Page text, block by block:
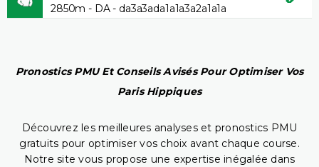
2850m - DA - da3a3ada1a1a3a2a1a1a
Pronostics PMU Et Conseils Avisés Pour Optimiser Vos
Paris Hippiques
Découvrez les meilleures analyses et pronostics PMU
gratuits pour optimiser vos choix avant chaque course.
Notre site vous propose une expertise inégalée dans